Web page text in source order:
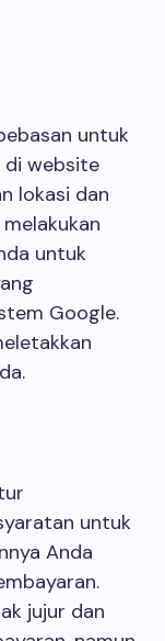
untuk
di website
lokasi dan
untuk
Google.
untuk
Anda
jujur dan